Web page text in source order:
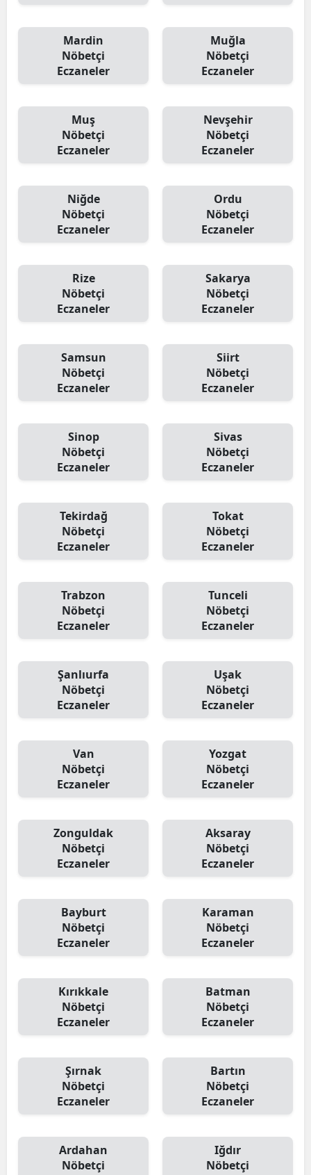
Mardin
Nöbetçi
Eczaneler
Muğla
Nöbetçi
Eczaneler
Muş
Nöbetçi
Eczaneler
Nevşehir
Nöbetçi
Eczaneler
Niğde
Nöbetçi
Eczaneler
Ordu
Nöbetçi
Eczaneler
Rize
Nöbetçi
Eczaneler
Sakarya
Nöbetçi
Eczaneler
Samsun
Nöbetçi
Eczaneler
Siirt
Nöbetçi
Eczaneler
Sinop
Nöbetçi
Eczaneler
Sivas
Nöbetçi
Eczaneler
Tekirdağ
Nöbetçi
Eczaneler
Tokat
Nöbetçi
Eczaneler
Trabzon
Nöbetçi
Eczaneler
Tunceli
Nöbetçi
Eczaneler
Şanlıurfa
Nöbetçi
Eczaneler
Uşak
Nöbetçi
Eczaneler
Van
Nöbetçi
Eczaneler
Yozgat
Nöbetçi
Eczaneler
Zonguldak
Nöbetçi
Eczaneler
Aksaray
Nöbetçi
Eczaneler
Bayburt
Nöbetçi
Eczaneler
Karaman
Nöbetçi
Eczaneler
Kırıkkale
Nöbetçi
Eczaneler
Batman
Nöbetçi
Eczaneler
Şırnak
Nöbetçi
Eczaneler
Bartın
Nöbetçi
Eczaneler
Ardahan
Nöbetçi
Iğdır
Nöbetçi